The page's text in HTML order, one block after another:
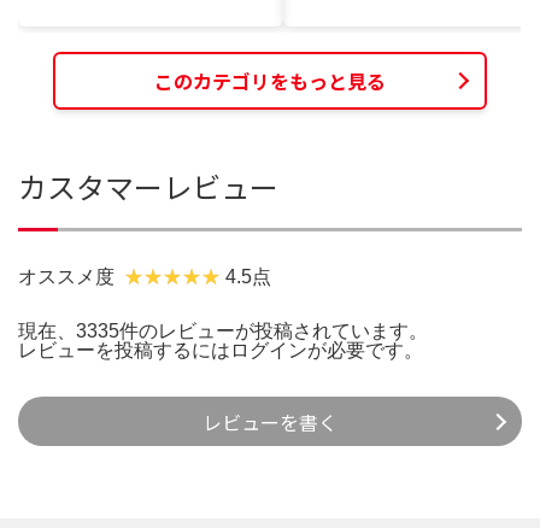
このカテゴリをもっと見る
カスタマーレビュー
オススメ度 4.5点
現在、3335件のレビューが投稿されています。
レビューを投稿するには ログインが必要です。
レビューを書く